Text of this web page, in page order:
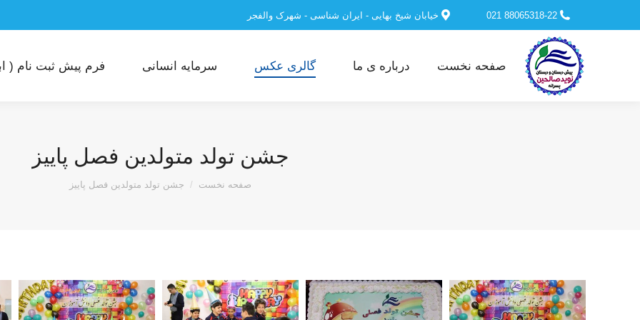
88065318-22 021 خیابان شیخ بهایی - ایران شناسی - شهرک والفجر
صفحه نخست درباره ی ما گالری عکس سرمایه انسانی فرم پیش ثبت نام (
جشن تولد متولدین فصل پاییز
صفحه نخست جشن تولد متولدین فصل پاییز